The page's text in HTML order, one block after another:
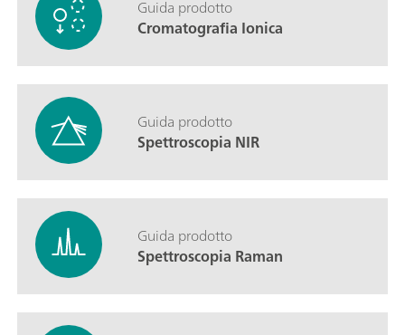
Guida prodotto
Cromatografia Ionica
Guida prodotto
Spettroscopia NIR
Guida prodotto
Spettroscopia Raman